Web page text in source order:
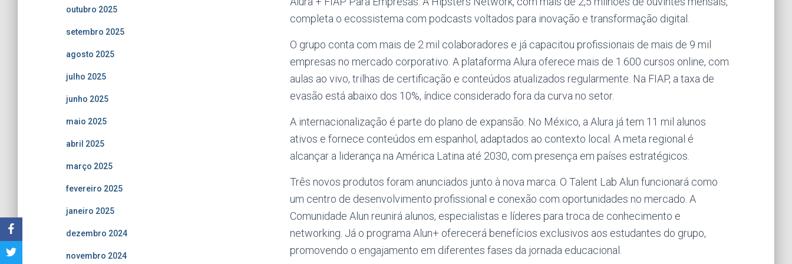
outubro 2025
setembro 2025
agosto 2025
julho 2025
junho 2025
maio 2025
abril 2025
março 2025
fevereiro 2025
janeiro 2025
dezembro 2024
novembro 2024
completa o ecossistema com podcasts voltados para inovação e transformação digital.
O grupo conta com mais de 2 mil colaboradores e já capacitou profissionais de mais de 9 mil
empresas no mercado corporativo. A plataforma Alura oferece mais de 1.600 cursos online, com
aulas ao vivo, trilhas de certificação e conteúdos atualizados regularmente. Na FIAP, a taxa de
evasão está abaixo dos 10%, índice considerado fora da curva no setor.
A internacionalização é parte do plano de expansão. No México, a Alura já tem 11 mil alunos
ativos e fornece conteúdos em espanhol, adaptados ao contexto local. A meta regional é
alcançar a liderança na América Latina até 2030, com presença em países estratégicos.
Três novos produtos foram anunciados junto à nova marca. O Talent Lab Alun funcionará como
um centro de desenvolvimento profissional e conexão com oportunidades no mercado. A
Comunidade Alun reunirá alunos, especialistas e líderes para troca de conhecimento e
networking. Já o programa Alun+ oferecerá benefícios exclusivos aos estudantes do grupo,
promovendo o engajamento em diferentes fases da jornada educacional.